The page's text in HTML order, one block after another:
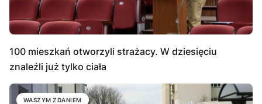
100 mieszkań otworzyli strażacy. W dziesięciu
znaleźli już tylko ciała
WASZYM ZDANIEM